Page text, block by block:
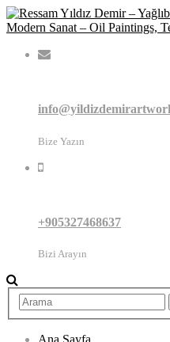
Bize Yazın
+905327468637
Bizi Arayın
Ana Sayfa